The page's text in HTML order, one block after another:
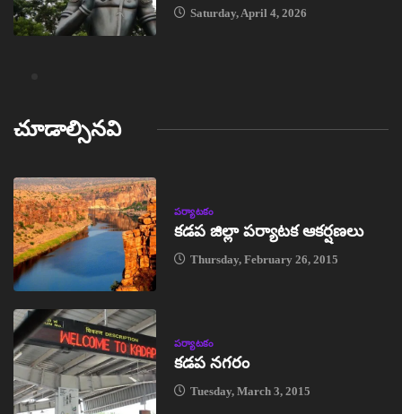
Saturday, April 4, 2026
చూడాల్సినవి
పర్యాటకం
కడప జిల్లా పర్యాటక ఆకర్షణలు
Thursday, February 26, 2015
పర్యాటకం
కడప నగరం
Tuesday, March 3, 2015